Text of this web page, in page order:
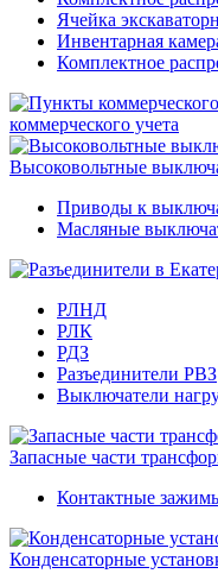
Ячейка
Инвентарная
Комплектное
коммерческого учета
Высоковольтные
Приводы к
Масляные
РЛНД
РЛК
РДЗ
Разъединители РВЗ
Выключатели
Запасные части
Контактные
Конденсаторные